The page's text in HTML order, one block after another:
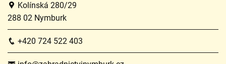
Kolínská 280/29
288 02 Nymburk
+420 724 522 403